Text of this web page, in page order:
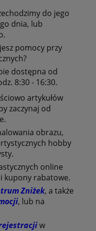
do jego
dnia, lub
pomocy przy
dostępna od
8:30 - 16:30.
artykułów
zaczynaj od
.
obrazu,
hobby
online
kupony rabatowe.
Zniżek, a także
, lub na
w